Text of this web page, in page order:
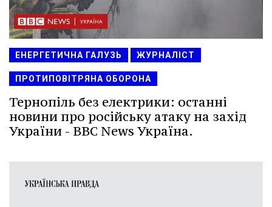
ЕНЕРГЕТИЧНА ГАЛУЗЬ ЖУРНАЛІСТ
ПРОТИПОВІТРЯНА ОБОРОНА
Тернопіль без електрики: останні
новини про російську атаку на захід
України - BBC News Україна.